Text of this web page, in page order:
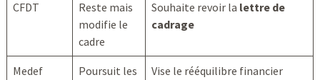
CFDT
Reste mais
modifie le
cadre
Souhaite revoir la lettre de
cadrage
Medef
Poursuit les
Vise le rééquilibre financier